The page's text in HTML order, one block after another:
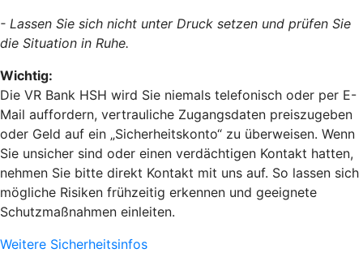
- Lassen Sie sich nicht unter Druck setzen und prüfen Sie
die Situation in Ruhe.
Wichtig:
Die VR Bank HSH wird Sie niemals telefonisch oder per E-
Mail auffordern, vertrauliche Zugangsdaten preiszugeben
oder Geld auf ein „Sicherheitskonto“ zu überweisen. Wenn
Sie unsicher sind oder einen verdächtigen Kontakt hatten,
nehmen Sie bitte direkt Kontakt mit uns auf. So lassen sich
mögliche Risiken frühzeitig erkennen und geeignete
Schutzmaßnahmen einleiten.
Weitere Sicherheitsinfos